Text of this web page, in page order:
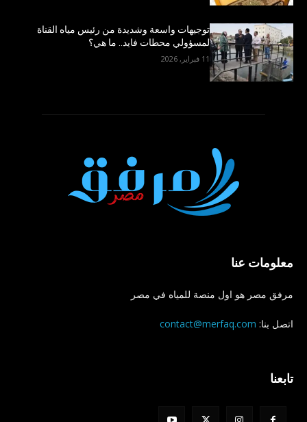
توجيهات واسعة وشديدة من رئيس مياه القناة
لمسؤولي محطات فايد.. ما هي؟
11 فبراير, 2026
معلومات عنا
مرفق مصر هو اول منصة للمياه في مصر
اتصل بنا: contact@merfaq.com
تابعنا